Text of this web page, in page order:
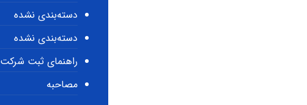
دسته‌بندی نشده
دسته‌بندی نشده
راهنمای ثبت شرکت
مصاحبه